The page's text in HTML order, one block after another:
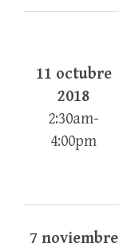
11 octubre
2018
2:30am-
4:00pm
7 noviembre